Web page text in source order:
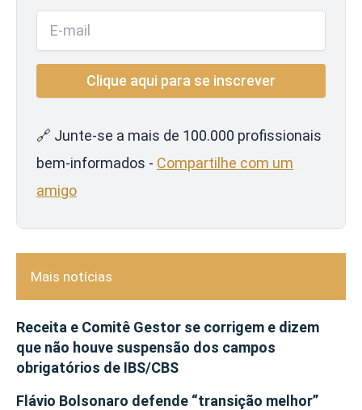
🔗 Junte-se a mais de 100.000 profissionais
bem-informados - Compartilhe com um
amigo
Mais notícias
Receita e Comitê Gestor se corrigem e dizem
que não houve suspensão dos campos
obrigatórios de IBS/CBS
Flávio Bolsonaro defende “transição melhor”